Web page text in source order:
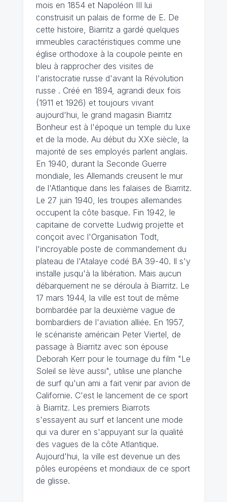
mois en 1854 et Napoléon III lui
construisit un palais de forme de E. De
cette histoire, Biarritz a gardé quelques
immeubles caractéristiques comme une
église orthodoxe à la coupole peinte en
bleu à rapprocher des visites de
l'aristocratie russe d'avant la Révolution
russe . Créé en 1894, agrandi deux fois
(1911 et 1926) et toujours vivant
aujourd'hui, le grand magasin Biarritz
Bonheur est à l'époque un temple du luxe
et de la mode. Au début du XXe siècle, la
majorité de ses employés parlent anglais.
En 1940, durant la Seconde Guerre
mondiale, les Allemands creusent le mur
de l'Atlantique dans les falaises de Biarritz.
Le 27 juin 1940, les troupes allemandes
occupent la côte basque. Fin 1942, le
capitaine de corvette Ludwig projette et
conçoit avec l'Organisation Todt,
l'incroyable poste de commandement du
plateau de l'Atalaye codé BA 39-40. Il s'y
installe jusqu'à la libération. Mais aucun
débarquement ne se déroula à Biarritz. Le
17 mars 1944, la ville est tout de même
bombardée par la deuxième vague de
bombardiers de l'aviation alliée. En 1957,
le scénariste américain Peter Viertel, de
passage à Biarritz avec son épouse
Deborah Kerr pour le tournage du film "Le
Soleil se lève aussi", utilise une planche
de surf qu'un ami a fait venir par avion de
Californie. C'est le lancement de ce sport
à Biarritz. Les premiers Biarrots
s'essayent au surf et lancent une mode
qui va durer en s'appuyant sur la qualité
des vagues de la côte Atlantique.
Aujourd'hui, la ville est devenue un des
pôles européens et mondiaux de ce sport
de glisse.